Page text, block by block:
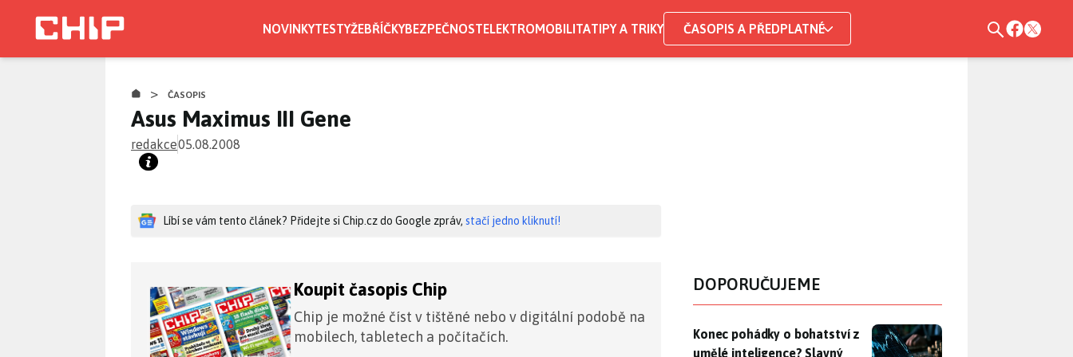
NOVINKYTESTYŽEBŘÍČKYBEZPEČNOSTELEKTROMOBILITATIPY A TRIKY ČASOPIS A PŘEDPLATNÉ
> ČASOPIS
Asus Maximus III Gene
redakce05.08.2008
Líbí se vám tento článek? Přidejte si Chip.cz do Google zpráv, stačí jedno kliknutí!
Koupit časopis Chip
Chip je možné číst v tištěné nebo v digitální podobě na
mobilech, tabletech a počítačích.
DOPORUČUJEME
Konec pohádky o bohatství z umělé inteligence? Slavný investor
Konec pohádky o bohatství z
umělé inteligence? Slavný